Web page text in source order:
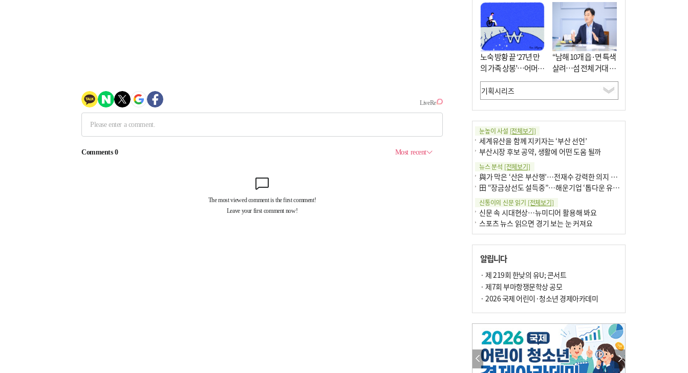
노숙 방황 끝 ‘27년 만
의 가족 상봉’…어머니
와 행복 꿈꿔
“남해 10개 읍·면 특색
살려…섬 전체 거대 정
원으로 조성”
눈높이 사설 [전체보기]
세계유산을 함께 지키자는 ‘부산 선언’
부산시장 후보 공약, 생활에 어떤 도움 될까
뉴스 분석 [전체보기]
與가 막은 ‘산은 부산행’…전재수 강력한 의지 표명 없인 공염불
田 “장금상선도 설득중”…해운기업 ‘톱다운 유치전’ 가속
신통이의 신문 읽기 [전체보기]
신문 속 시대현상…뉴미디어 활용해 봐요
스포츠 뉴스 읽으면 경기 보는 눈 커져요
구·군 승진 축하화분 관행 없애자니 소상공인 울상
팩트체크[전체보기]
의령 한우산 털중나리
한 손 뉴스[전체보기]
시민이 개발한 폭염 대응 앱 ‘그늘로’ 길안내 지도 등 인기
골목 맛집 발굴 고메 셀렉션…부산시, 페스티벌 시월 연계
알립니다
· 제 219회 한낮의 유U; 콘서트
· 제7회 부마항쟁문학상 공모
· 2026 국제 어린이·청소년 경제아카데미